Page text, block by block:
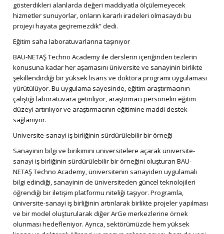
gösterdikleri alanlarda değeri maddiyatla ölçülemeyecek
hizmetler sunuyorlar, onların kararlı iradeleri olmasaydı bu
projeyi hayata geçiremezdik” dedi.
Eğitim saha laboratuvarlarına taşınıyor
BAU-NETAŞ Techno Academy ile derslerin içeriğinden tezlerin
konusuna kadar her aşamasını üniversite ve sanayinin birlikte
şekillendirdiği bir yüksek lisans ve doktora programı uygulaması
yürütülüyor. Bu uygulama sayesinde, eğitim araştırmacının
çalıştığı laboratuvara getiriliyor, araştırmacı personelin eğitim
düzeyi artırılıyor ve araştırmacının eğitimine maddi destek
sağlanıyor.
Üniversite-sanayi iş birliğinin sürdürülebilir bir örneği
Sanayinin bilgi ve birikimini üniversitelere açarak üniversite-
sanayi iş birliğinin sürdürülebilir bir örneğini oluşturan BAU-
NETAŞ Techno Academy, üniversitenin sanayiden uygulamalı
bilgi edindiği, sanayinin de üniversiteden güncel teknolojileri
öğrendiği bir iletişim platformu niteliği taşıyor. Programla,
üniversite-sanayi iş birliğinin artırılarak birlikte projeler yapılması
ve bir model oluşturularak diğer ArGe merkezlerine örnek
olunması hedefleniyor. Ayrıca, sektörümüzde hem yüksek